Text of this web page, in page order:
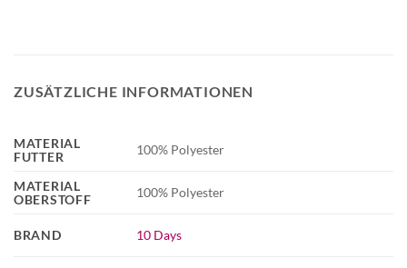
ZUSÄTZLICHE INFORMATIONEN
MATERIAL
FUTTER
100% Polyester
MATERIAL
OBERSTOFF
100% Polyester
BRAND 10 Days